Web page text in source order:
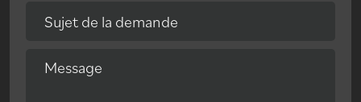
Sujet de la demande
Message